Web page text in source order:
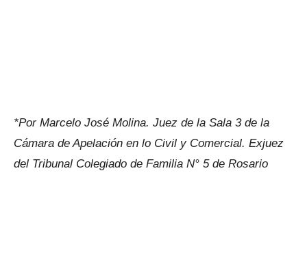
*Por Marcelo José Molina. Juez de la Sala 3 de la
Cámara de Apelación en lo Civil y Comercial. Exjuez
del Tribunal Colegiado de Familia N° 5 de Rosario